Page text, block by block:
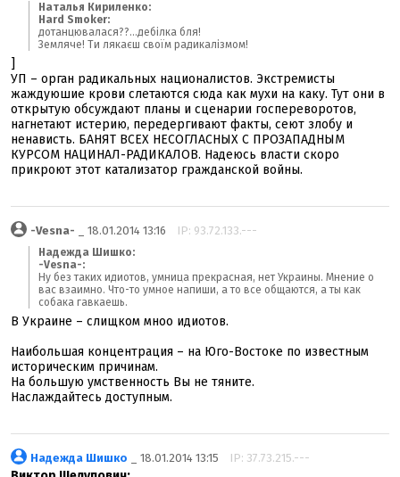
Наталья Кириленко:
Hard Smoker:
дотанцювалася??...дебілка бля!
Земляче! Ти лякаєш своїм радикалізмом!
]
УП – орган радикальных националистов. Экстремисты
жаждуюшие крови слетаются сюда как мухи на каку. Тут они в
открытую обсуждают планы и сценарии госпереворотов,
нагнетают истерию, передергивают факты, сеют злобу и
ненависть. БАНЯТ ВСЕХ НЕСОГЛАСНЫХ С ПРОЗАПАДНЫМ
КУРСОМ НАЦИНАЛ-РАДИКАЛОВ. Надеюсь власти скоро
прикроют этот катализатор гражданской войны.
-Vesna- _ 18.01.2014 13:16 IP: 93.72.133.---
Надежда Шишко:
-Vesna-:
Ну без таких идиотов, умница прекрасная, нет Украины. Мнение о
вас взаимно. Что-то умное напиши, а то все общаются, а ты как
собака гавкаешь.
В Украине – слищком мноо идиотов.
Наибольшая концентрация – на Юго-Востоке по известным
историческим причинам.
На большую умственность Вы не тяните.
Наслаждайтесь доступным.
Надежда Шишко _ 18.01.2014 13:15 IP: 37.73.215.---